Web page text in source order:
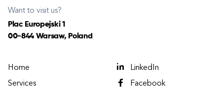
Want to visit us?
Plac Europejski 1
00-844 Warsaw, Poland
Home
Services
LinkedIn
Facebook